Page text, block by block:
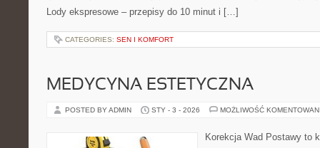
Lody ekspresowe – przepisy do 10 minut i […]
CATEGORIES: SEN I KOMFORT
MEDYCYNA ESTETYCZNA
POSTED BY ADMIN STY - 3 - 2026 MOŻLIWOŚĆ
Korekcja Wad Postawy to